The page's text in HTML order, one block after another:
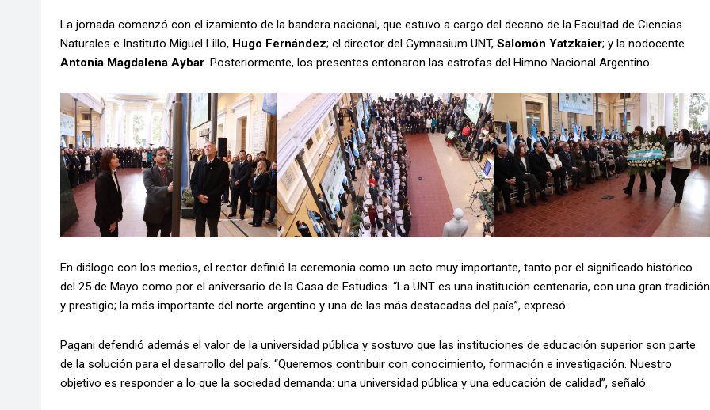
La jornada comenzó con el izamiento de la bandera nacional, que estuvo a cargo del decano de la Facultad de Ciencias
Naturales e Instituto Miguel Lillo, Hugo Fernández; el director del Gymnasium UNT, Salomón Yatzkaier; y la nodocente
Antonia Magdalena Aybar. Posteriormente, los presentes entonaron las estrofas del Himno Nacional Argentino.
En diálogo con los medios, el rector definió la ceremonia como un acto muy importante, tanto por el significado histórico
del 25 de Mayo como por el aniversario de la Casa de Estudios. “La UNT es una institución centenaria, con una gran tradición
y prestigio; la más importante del norte argentino y una de las más destacadas del país”, expresó.
Pagani defendió además el valor de la universidad pública y sostuvo que las instituciones de educación superior son parte
de la solución para el desarrollo del país. “Queremos contribuir con conocimiento, formación e investigación. Nuestro
objetivo es responder a lo que la sociedad demanda: una universidad pública y una educación de calidad”, señaló.